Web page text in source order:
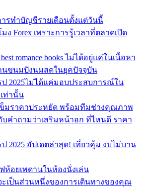
ารทำบัญชีรายเดือนตั้งแต่วันนี้
ง Forex เพราะการรู้เวลาที่ตลาดเปิด
romance books ไม่ได้อยู่แค่ในเนื้อหา
นขนมปังนมสดในยุคปัจจุบัน
ป 2025ไม่ได้แค่มอบประสบการณ์ใน
ท่านั้น
ข็มราคาประหยัด พร้อมทีมช่างคุณภาพ
คำถามว่าเสริมหน้าอก ที่ไหนดี ราคา
2025 อัปเดตล่าสุด! เที่ยวคุ้ม งบไม่บาน
ห้อยเพดานในห้องนั่งเล่น
ะเป็นส่วนหนึ่งของการเดินทางของคุณ